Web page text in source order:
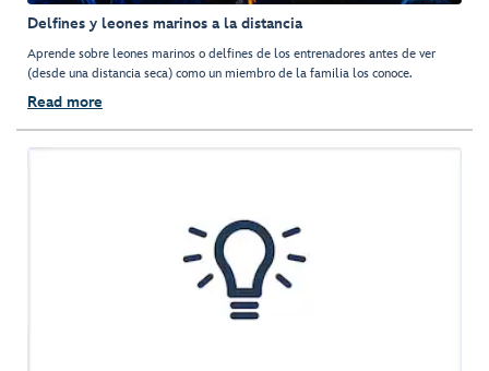
Delfines y leones marinos a la distancia
Aprende sobre leones marinos o delfines de los entrenadores antes de ver
(desde una distancia seca) como un miembro de la familia los conoce.
Read more